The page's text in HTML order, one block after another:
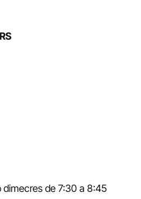
dimecres de 7:30 a 8:45